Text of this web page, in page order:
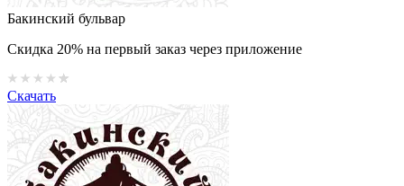
Бакинский бульвар
Скидка 20% на первый заказ через приложение
Скачать